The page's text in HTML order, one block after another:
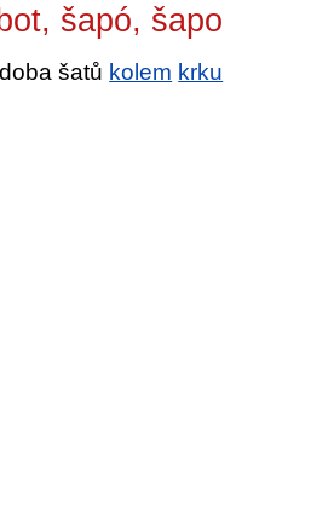
šapó, šapo
šatů kolem krku